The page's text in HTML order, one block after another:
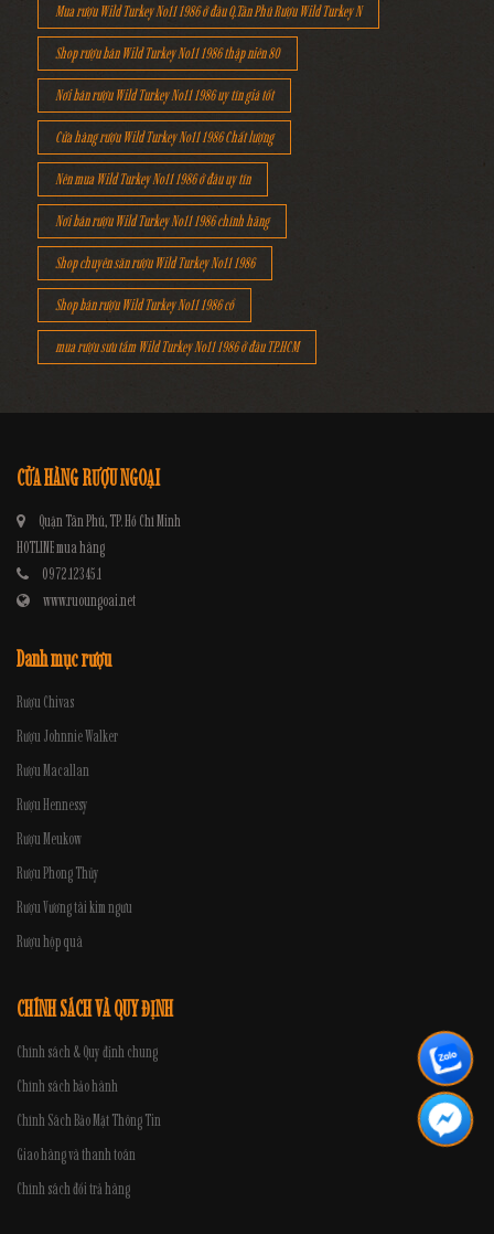
Mua rượu Wild Turkey No11 1986 ở đâu Q.Tân Phú Rượu Wild Turkey N
Shop rượu bán Wild Turkey No11 1986 thập niên 80
Nơi bán rượu Wild Turkey No11 1986 uy tín giá tốt
Cửa hàng rượu Wild Turkey No11 1986 Chất lượng
Nên mua Wild Turkey No11 1986 ở đâu uy tín
Nơi bán rượu Wild Turkey No11 1986 chính hãng
Shop chuyên săn rượu Wild Turkey No11 1986
Shop bán rượu Wild Turkey No11 1986 cổ
mua rượu sưu tầm Wild Turkey No11 1986 ở đâu TP.HCM
CỬA HÀNG RƯỢU NGOẠI
Quận Tân Phú, TP. Hồ Chí Minh
HOTLINE mua hàng
0972.12345.1
www.ruoungoai.net
Danh mục rượu
Rượu Chivas
Rượu Johnnie Walker
Rượu Macallan
Rượu Hennessy
Rượu Meukow
Rượu Phong Thủy
Rượu Vương tài kim ngưu
Rượu hộp quà
CHÍNH SÁCH VÀ QUY ĐỊNH
Chính sách & Quy định chung
Chính sách bảo hành
Chính Sách Bảo Mật Thông Tin
Giao hàng và thanh toán
Chính sách đổi trả hàng